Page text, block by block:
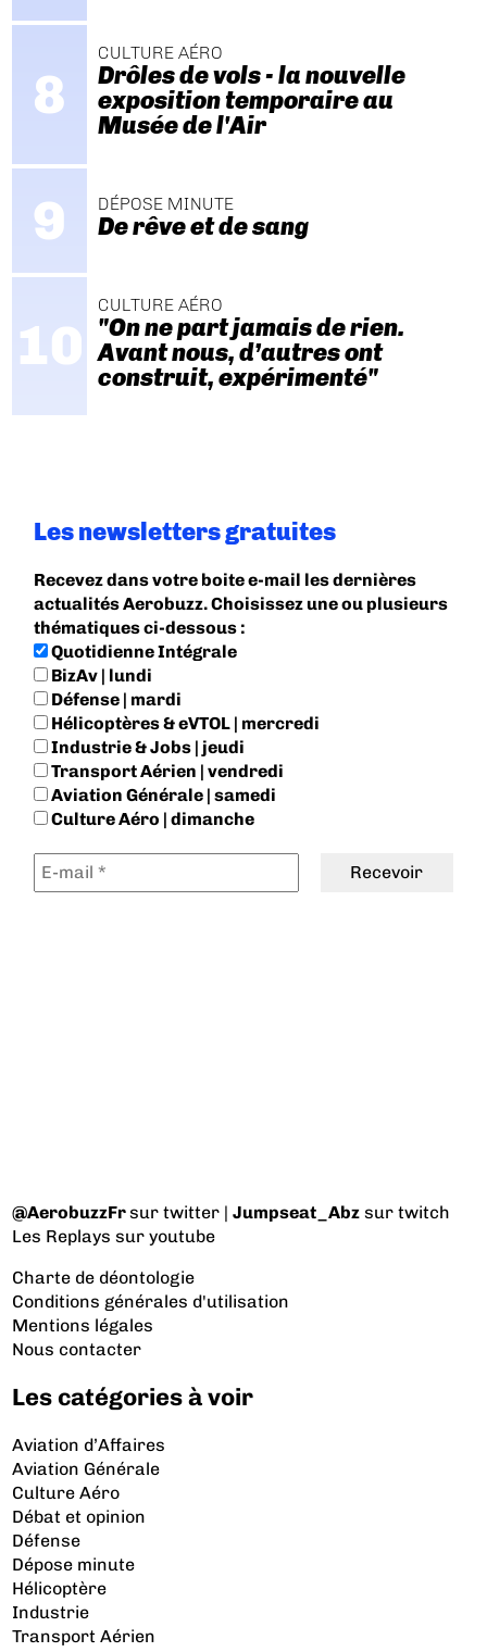
CULTURE AÉRO
Drôles de vols - la nouvelle
exposition temporaire au
Musée de l'Air
DÉPOSE MINUTE
De rêve et de sang
CULTURE AÉRO
"On ne part jamais de rien.
Avant nous, d’autres ont
construit, expérimenté"
Les newsletters gratuites
Recevez dans votre boite e-mail les dernières
actualités Aerobuzz. Choisissez une ou plusieurs
thématiques ci-dessous :
Quotidienne Intégrale
BizAv | lundi
Défense | mardi
Hélicoptères & eVTOL | mercredi
Industrie & Jobs | jeudi
Transport Aérien | vendredi
Aviation Générale | samedi
Culture Aéro | dimanche
@AerobuzzFrsur twitter |Jumpseat_Abz sur twitch
Les Replays sur youtube
Charte de déontologie
Conditions générales d'utilisation
Mentions légales
Nous contacter
Les catégories à voir
Aviation d’Affaires
Aviation Générale
Culture Aéro
Débat et opinion
Défense
Dépose minute
Hélicoptère
Industrie
Transport Aérien